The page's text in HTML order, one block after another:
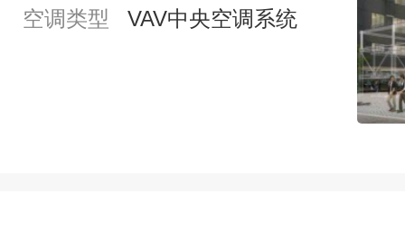
空调类型
VAV中央空调系统